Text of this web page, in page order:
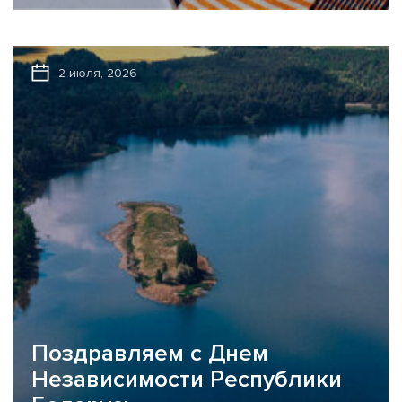
иностранных валют Национальный банк (далее также –
2 июля, 2026
Поздравляем с Днем
Независимости Республики